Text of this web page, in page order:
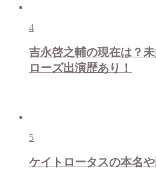
4
吉永啓之輔の現在は？
ローズ出演歴あり！
5
ケイトロータスの本名